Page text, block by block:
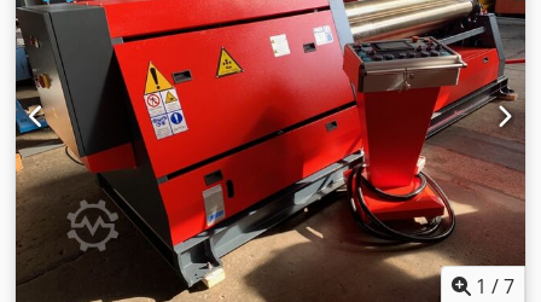
Motoros hátsó hengerállítás - Digitális kijelző a hátsó
hengerhez - Indukciósan edzett hengerek
1 /7